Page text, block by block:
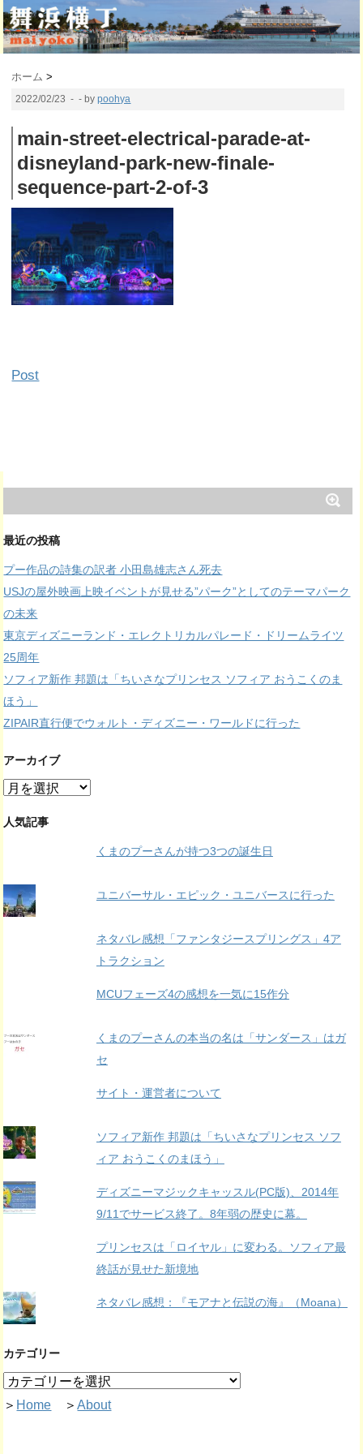
ホーム >
2022/02/23 - - bypoohya
main-street-electrical-parade-at-
disneyland-park-new-finale-
sequence-part-2-of-3
Post
最近の投稿
プー作品の詩集の訳者 小田島雄志さん死去
USJの屋外映画上映イベントが見せる”パーク”としてのテーマパーク
の未来
東京ディズニーランド・エレクトリカルパレード・ドリームライツ
25周年
ソフィア新作 邦題は「ちいさなプリンセス ソフィア おうこくのま
ほう」
ZIPAIR直行便でウォルト・ディズニー・ワールドに行った
アーカイブ
ア
カ
人気記事
くまのプーさんが持つ3つの誕生日
ユニバーサル・エピック・ユニバースに行った
ネタバレ感想「ファンタジースプリングス」4ア
トラクション
MCUフェーズ4の感想を一気に15作分
くまのプーさんの本当の名は「サンダース」はガ
セ
サイト・運営者について
ソフィア新作 邦題は「ちいさなプリンセス ソフ
ィア おうこくのまほう」
ディズニーマジックキャッスル(PC版)、2014年
9/11でサービス終了。8年弱の歴史に幕。
プリンセスは「ロイヤル」に変わる。ソフィア最
終話が見せた新境地
ネタバレ感想：『モアナと伝説の海』（Moana）
カテゴリー
＞ Home ＞About